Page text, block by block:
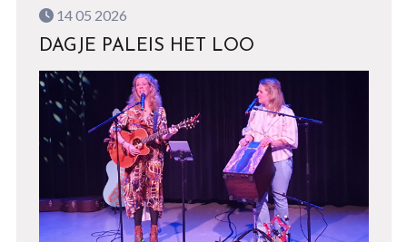
14 05 2026
DAGJE PALEIS HET LOO